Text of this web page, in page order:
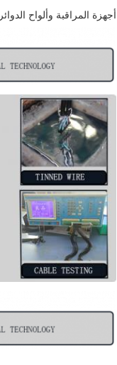
أجهزة المراقبة وألواح